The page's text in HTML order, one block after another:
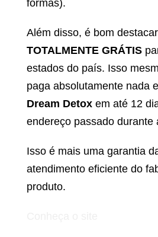
formas).
Além disso, é bom
TOTALMENTE GRÁTIS
estados do país. Isso
paga absolutamente nada
Dream Detox em até 12
endereço passado durante
Isso é mais uma garantia
atendimento eficiente do
produto.